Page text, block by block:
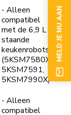
- Alleen
compatibel
met de 6,9 L
staande
keukenrobots
(5KSM7580X,
5KSM7591,
5KSM7990X)
- Alleen
compatibel
MELD JE NU AAN